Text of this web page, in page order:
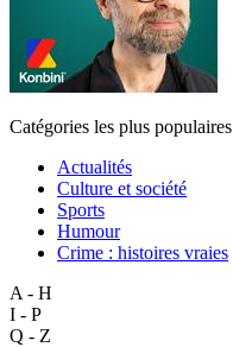
Catégories les plus populaires
Actualités
Culture et société
Sports
Humour
Crime : histoires vraies
A - H
I - P
Q - Z